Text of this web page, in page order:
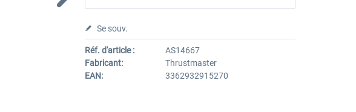
Se souv.
Réf. d'article :
AS14667
Fabricant:
Thrustmaster
EAN:
3362932915270